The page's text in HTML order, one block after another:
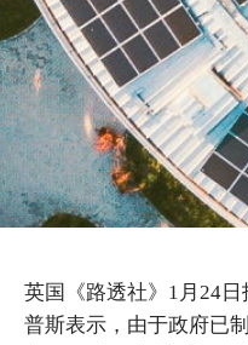
英国《路透社》1月24
普斯表示，由于政府已